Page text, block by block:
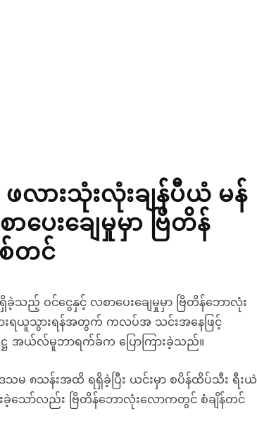
လားသုံးလုံးချန်ပီယံ မန်
ေးချေမှုမှာ ဗြိတိန်
တင်
သည့် ဝင်ငွေနှင့် လစာပေးချေမှုမှာ ဗြိတိန်ဘောလုံး
ျားရယူသွားရန်အတွက် ကလပ်အ သင်းအနေဖြင့်
ဌ အယ်လ်မူဘာရက်ခ်က ပြောကြားခဲ့သည်။
မ ၈သန်းအထိ ရရှိခဲ့ပြီး ယင်းမှာ စပိန်ထိပ်သီး ရီးယဲ
းခဲ့သော်လည်း ဗြိတိန်ဘောလုံးလောကတွင် စံချိန်တင်